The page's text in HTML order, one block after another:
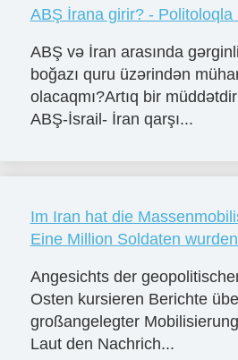
ABŞ İrana girir? -
ABŞ və İran arasında
boğazı quru üzərindən
olacaqmı?Artıq bir
ABŞ-İsrail- İran qarşı...
Im Iran hat die
Eine Million Soldaten
Angesichts der
Osten kursieren Berichte
großangelegter
Laut den Nachrich...